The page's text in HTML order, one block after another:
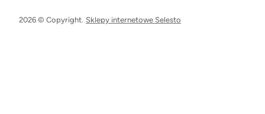
2026 © Copyright. Sklepy internetowe Selesto